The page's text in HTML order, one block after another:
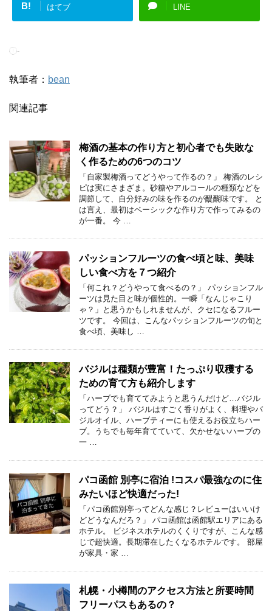
B! はてブ LINE
-
執筆者： bean
関連記事
梅酒の基本の作り方と初心者でも失敗な
く作るための6つのコツ
「自家製梅酒ってどうやって作るの？」 梅酒のレシ
ピは実にさまざま。砂糖やアルコールの種類などを
調節して、自分好みの味を作るのが醍醐味です。 と
は言え、最初はベーシックな作り方で作ってみるの
が一番。 今 …
パッションフルーツの食べ頃と味、美味
しい食べ方を７つ紹介
「何これ？どうやって食べるの？」 パッションフル
ーツは見た目と味が個性的。一瞬「なんじゃこり
ゃ？」と思うかもしれませんが、クセになるフルー
ツです。 今回は、こんなパッションフルーツの旬と
食べ頃、美味し …
バジルは種類が豊富！たっぷり収穫する
ための育て方も紹介します
「ハーブでも育ててみようと思うんだけど…バジル
ってどう？」 バジルはすごく香りがよく、料理やバ
ジルオイル、ハーブティーにも使えるお役立ちハー
ブ。うちでも毎年育てていて、欠かせないハーブの
一 …
パコ函館 別亭に宿泊 !コスパ最強なのに住
みたいほど快適だった!
「パコ函館別亭ってどんな感じ？レビューはいいけ
どどうなんだろ？」 パコ函館は函館駅エリアにある
ホテル。 ビジネスホテルのくくりですが、こんな感
じで超快適。長期滞在したくなるホテルです。 部屋
が家具・家 …
札幌・小樽間のアクセス方法と所要時間
フリーパスもあるの？